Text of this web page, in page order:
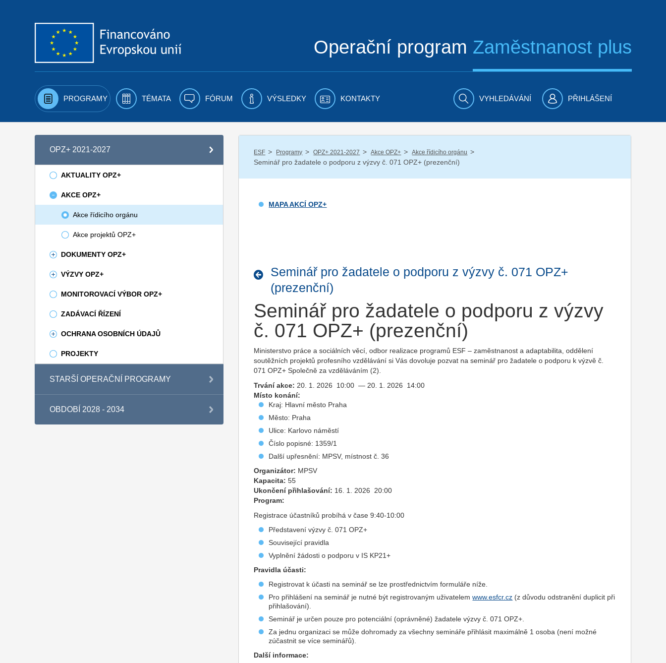
Operační program Zaměstnanost plus
PROGRAMY TÉMATA FÓRUM VÝSLEDKY KONTAKTY VYHLEDÁVÁNÍ PŘIHLÁŠENÍ
OPZ+ 2021-2027
AKTUALITY OPZ+
AKCE OPZ+
Akce řídicího orgánu
Akce projektů OPZ+
DOKUMENTY OPZ+
VÝZVY OPZ+
MONITOROVACÍ VÝBOR OPZ+
ZADÁVACÍ ŘÍZENÍ
OCHRANA OSOBNÍCH ÚDAJŮ
PROJEKTY
STARŠÍ OPERAČNÍ PROGRAMY
OBDOBÍ 2028 - 2034
ESF / Programy / OPZ+ 2021-2027 / Akce OPZ+ / Akce řídicího orgánu /
Seminář pro žadatele o podporu z výzvy č. 071 OPZ+ (prezenční)
MAPA AKCÍ OPZ+
Seminář pro žadatele o podporu z výzvy č. 071 OPZ+
(prezenční)
Seminář pro žadatele o podporu z výzvy
č. 071 OPZ+ (prezenční)
Ministerstvo práce a sociálních věcí, odbor realizace programů ESF – zaměstnanost a adaptabilita, oddělení
soutěžních projektů profesního vzdělávání si Vás dovoluje pozvat na seminář pro žadatele o podporu k výzvě č.
071 OPZ+ Společně za vzděláváním (2).
Trvání akce: 20. 1. 2026 10:00 — 20. 1. 2026 14:00
Místo konání:
Kraj: Hlavní město Praha
Město: Praha
Ulice: Karlovo náměstí
Číslo popisné: 1359/1
Další upřesnění: MPSV, místnost č. 36
Organizátor: MPSV
Kapacita: 55
Ukončení přihlašování: 16. 1. 2026 20:00
Program:
Registrace účastníků probíhá v čase 9:40-10:00
Představení výzvy č. 071 OPZ+
Související pravidla
Vyplnění žádosti o podporu v IS KP21+
Pravidla účasti:
Registrovat k účasti na seminář se lze prostřednictvím formuláře níže.
Pro přihlášení na seminář je nutné být registrovaným uživatelemwww.esfcr.cz (z důvodu odstranění duplicit při
přihlašování).
Seminář je určen pouze pro potenciální (oprávněné) žadatele výzvy č. 071 OPZ+.
Za jednu organizaci se může dohromady za všechny semináře přihlásit maximálně 1 osoba (není možné
zúčastnit se více seminářů).
Další informace: